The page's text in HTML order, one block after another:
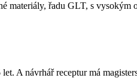
řadu GLT, s
A návrhář receptur má